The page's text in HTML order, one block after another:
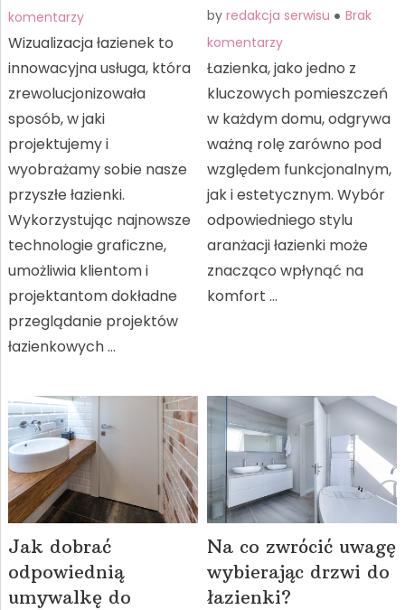
komentarzy
Wizualizacja łazienek to
innowacyjna usługa, która
zrewolucjonizowała
sposób, w jaki
projektujemy i
wyobrażamy sobie nasze
przyszłe łazienki.
Wykorzystując najnowsze
technologie graficzne,
umożliwia klientom i
projektantom dokładne
przeglądanie projektów
łazienkowych …
byredakcja serwisu
Brak
komentarzy
Łazienka, jako jedno z
kluczowych pomieszczeń
w każdym domu, odgrywa
ważną rolę zarówno pod
względem funkcjonalnym,
jak i estetycznym. Wybór
odpowiedniego stylu
aranżacji łazienki może
znacząco wpłynąć na
komfort …
Jak dobrać
odpowiednią
umywalkę do
Na co zwrócić uwagę
wybierając drzwi do
łazienki?